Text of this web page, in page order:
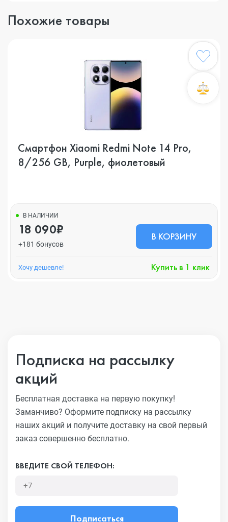
Похожие товары
Смартфон Xiaomi Redmi Note 14 Pro,
8/256 GB, Purple, фиолетовый
В НАЛИЧИИ
18 090₽
+181 бонусов
В КОРЗИНУ
Хочу дешевле! Купить в 1 клик
Подписка на рассылку
акций
Бесплатная доставка на первую покупку!
Заманчиво? Оформите подписку на рассылку
наших акций и получите доставку на свой первый
заказ совершенно бесплатно.
ВВЕДИТЕ СВОЙ ТЕЛЕФОН:
Подписаться